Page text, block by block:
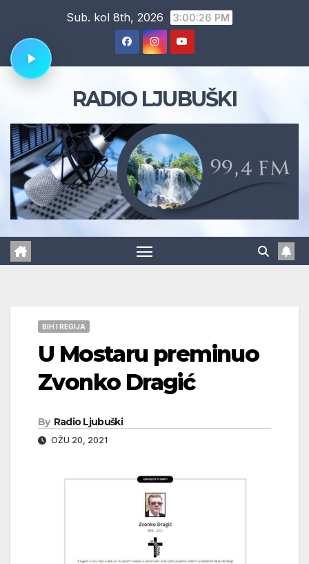
content
Sub. kol 8th, 2026 3:00:27 PM
RADIO LJUBUŠKI
BIH I REGIJA
U Mostaru preminuo
Zvonko Dragić
By Radio Ljubuški
OŽU 20, 2021